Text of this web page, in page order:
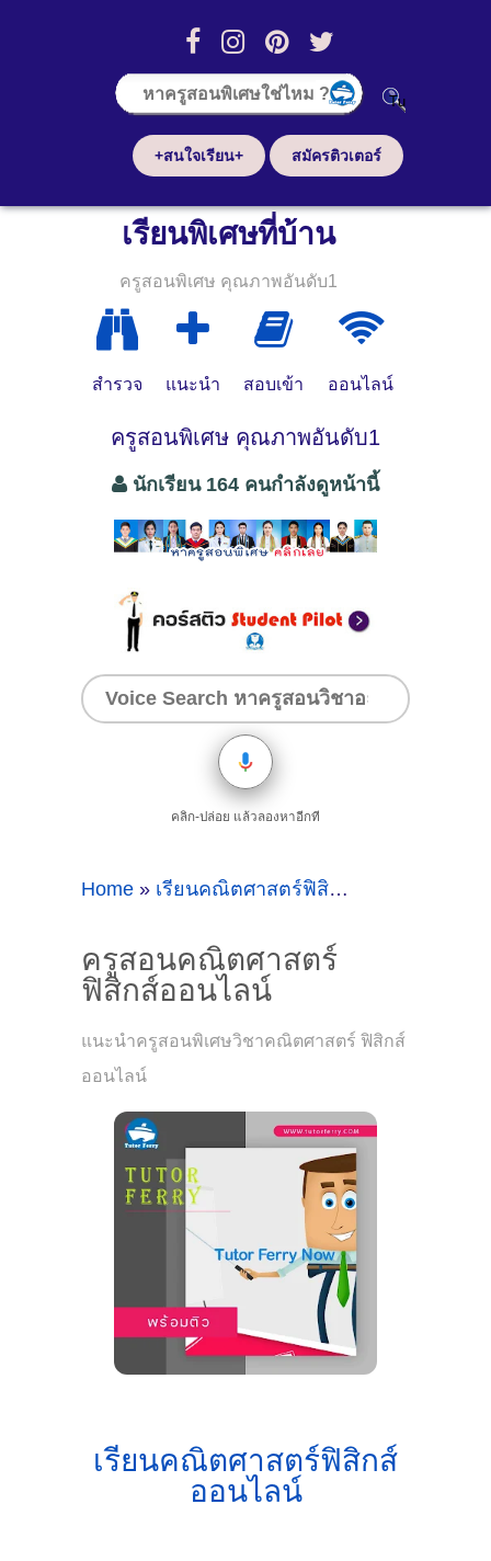
+สนใจเรียน+ สมัครติวเตอร์
เรียนพิเศษที่บ้าน
ครูสอนพิเศษ คุณภาพอันดับ1
สำรวจ แนะนำ สอบเข้า ออนไลน์
ครูสอนพิเศษ คุณภาพอันดับ1
นักเรียน 164 คนกำลังดูหน้านี้
คลิก-ปล่อย แล้วลองหาอีกที
Home » เรียนคณิตศาสตร์ฟิสิกส์ออนไลน์
ครูสอนคณิตศาสตร์
ฟิสิกส์ออนไลน์
แนะนำครูสอนพิเศษวิชาคณิตศาสตร์ ฟิสิกส์
ออนไลน์
เรียนคณิตศาสตร์ฟิสิกส์
ออนไลน์